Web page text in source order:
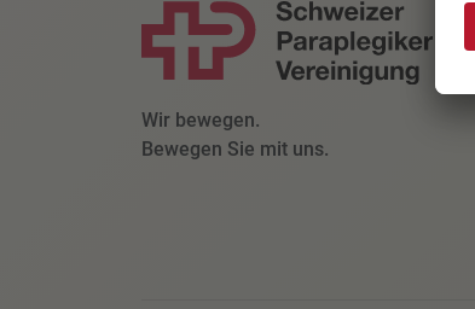
Wir bewegen.
Bewegen Sie mit uns.